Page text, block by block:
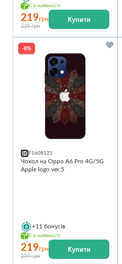
Є в наявності
219грн
239 грн
Купити
-8%
F1608121
Чохол на Oppo A6 Pro 4G/5G
Apple logo ver.5
+11 бонусів
Є в наявності
219грн
239 грн
Купити